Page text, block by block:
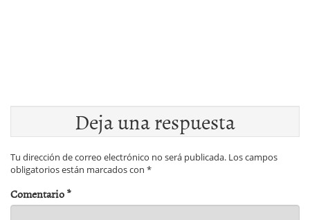
Deja una respuesta
Tu dirección de correo electrónico no será publicada. Los campos
obligatorios están marcados con *
Comentario*